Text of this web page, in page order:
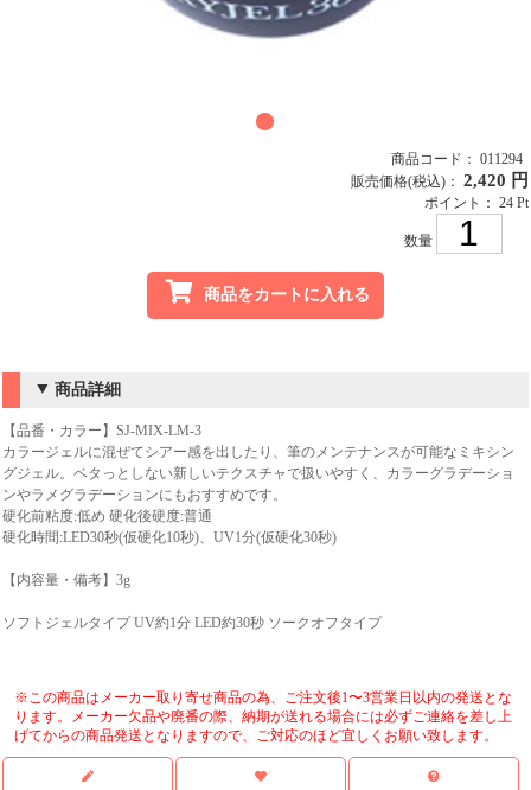
商品コード： 011294
販売価格(税込)： 2,420 円
ポイント： 24 Pt
数量
商品をカートに入れる
商品詳細
【品番・カラー】SJ-MIX-LM-3
カラージェルに混ぜてシアー感を出したり、筆のメンテナンスが可能なミキシン
グジェル。ベタっとしない新しいテクスチャで扱いやすく、カラーグラデーショ
ンやラメグラデーションにもおすすめです。
硬化前粘度:低め 硬化後硬度:普通
硬化時間:LED30秒(仮硬化10秒)、UV1分(仮硬化30秒)
【内容量・備考】3g
ソフトジェルタイプ UV約1分 LED約30秒 ソークオフタイプ
※この商品はメーカー取り寄せ商品の為、ご注文後1〜3営業日以内の発送とな
ります。メーカー欠品や廃番の際、納期が送れる場合には必ずご連絡を差し上
げてからの商品発送となりますので、ご対応のほど宜しくお願い致します。